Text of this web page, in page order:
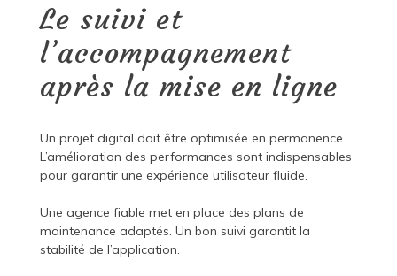
Le suivi et
l’accompagnement
après la mise en ligne
Un projet digital doit être optimisée en permanence.
L’amélioration des performances sont indispensables
pour garantir une expérience utilisateur fluide.
Une agence fiable met en place des plans de
maintenance adaptés. Un bon suivi garantit la
stabilité de l’application.